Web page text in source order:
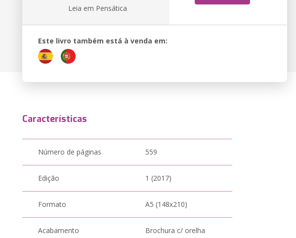
Leia em Pensática
Este livro também está à venda em:
Características
Número de páginas 559
Edição 1 (2017)
Formato A5 (148x210)
Acabamento Brochura c/ orelha